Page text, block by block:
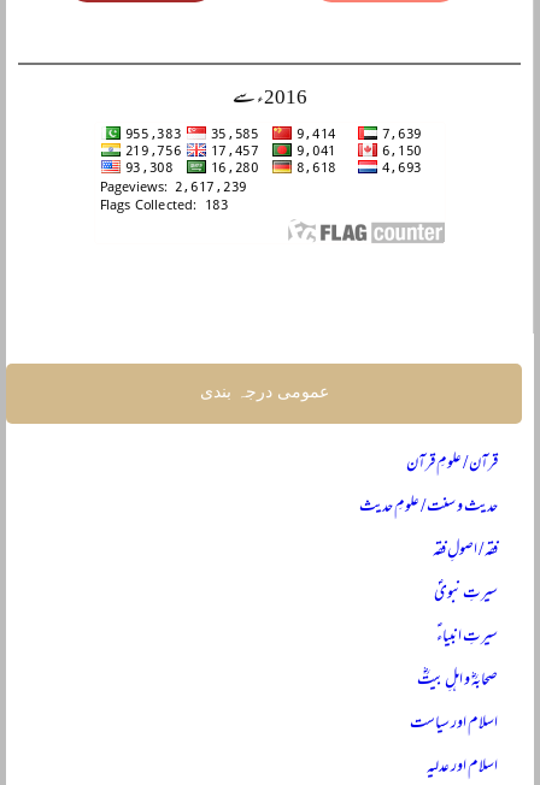
2016ء سے
عمومی درجہ بندی
قرآن / علومِ قرآن
حدیث و سنت / علومِ حدیث
فقہ / اصولِ فقہ
سیرتِ نبویؐ
سیرتِ انبیاءؑ
صحابہؓ و اہلِ بیتؓ
اسلام اور سیاست
اسلام اور عدلیہ